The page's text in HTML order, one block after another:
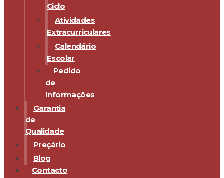
Ciclo
Atividades
Extracurriculares
Calendário
Escolar
Pedido
de
Informações
Garantia
de
Qualidade
Preçário
Blog
Contacto